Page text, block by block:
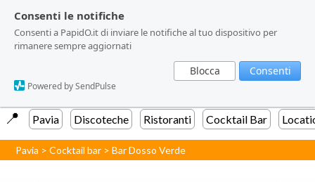
Consenti le notifiche
Consenti a PapidO.it di inviare le notifiche al tuo dispositivo per
rimanere sempre aggiornati
Blocca Consenti
Powered by SendPulse
Consenti le notifiche
Consenti a PapidO.it di inviare le notifiche al tuo dispositivo per
rimanere sempre aggiornati
Blocca Consenti
Powered by SendPulse
📍️ Pavia Discoteche Ristoranti Cocktail Bar
Pavia >Cocktail bar >Bar Dosso Verde